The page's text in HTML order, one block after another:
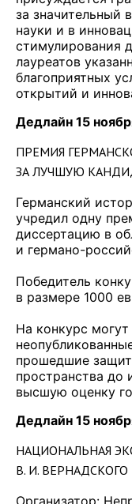
за значительный
науки и в
стимулирования
лауреатов
благоприятных
открытий и
Дедлайн 15
ПРЕМИЯ
ЗА ЛУЧШУЮ
Германский
учредил одну
диссертацию в
и германо-
Победитель
в размере 1000
На конкурс
прошедшие
пространства до
высшую оценку
Дедлайн 15
НАЦИОНАЛЬНАЯ
В. И. ВЕРНАДСКОГО